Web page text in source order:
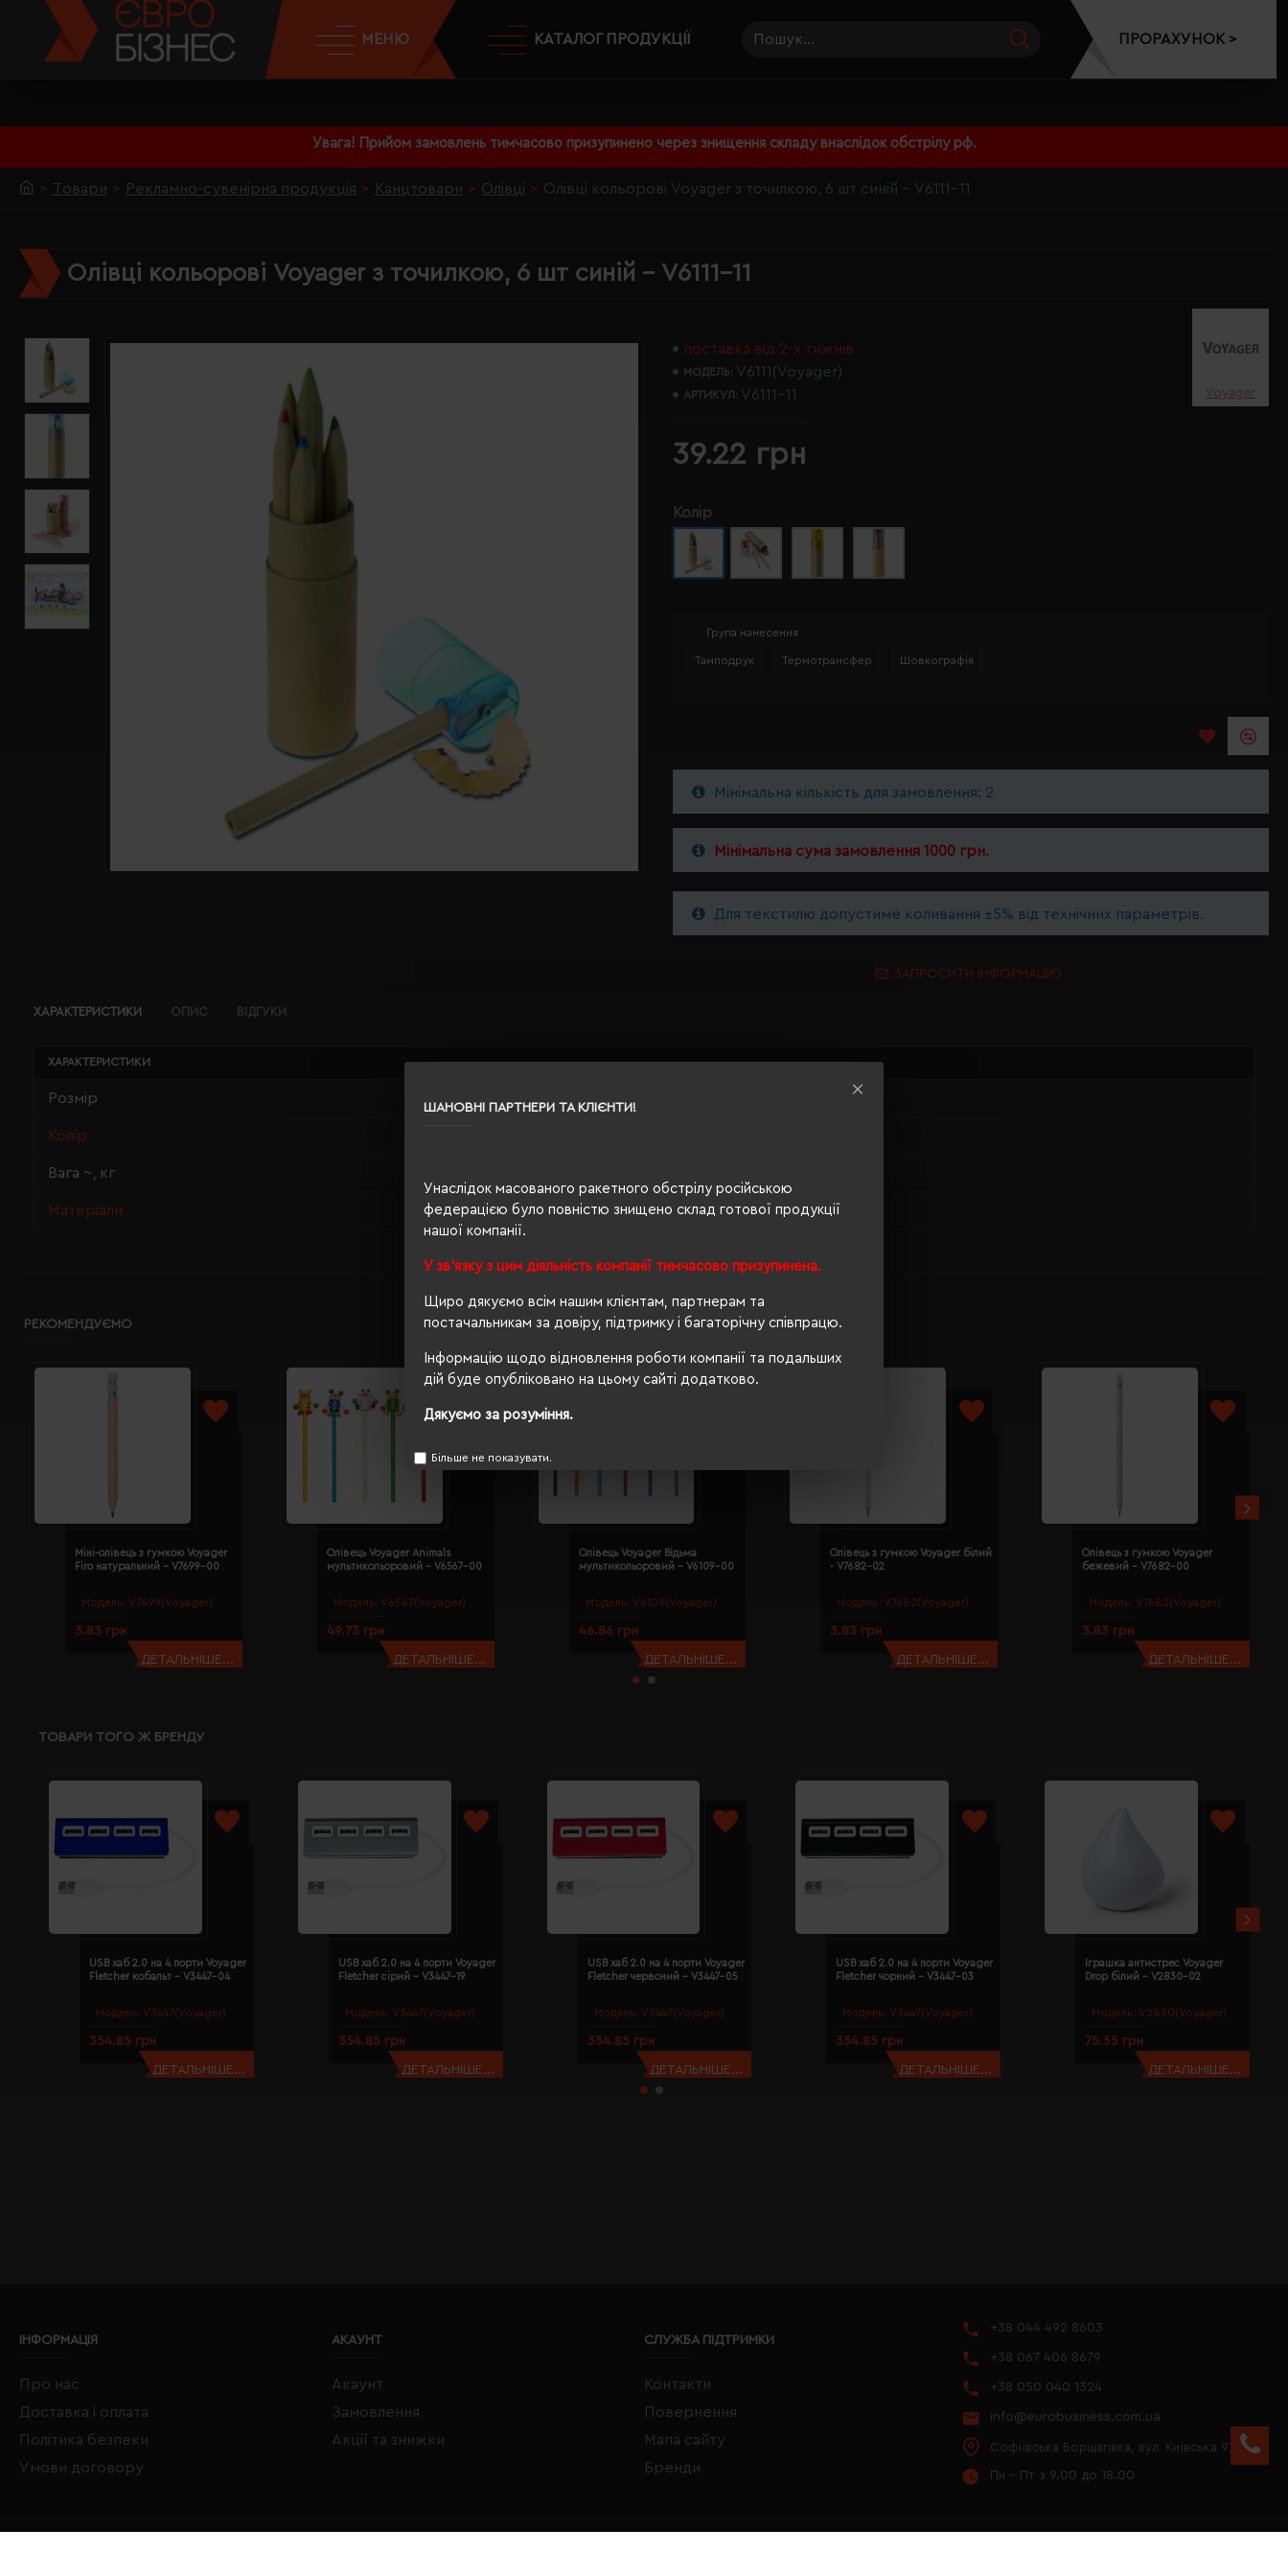
ШАНОВНІ ПАРТНЕРИ ТА КЛІЄНТИ!
Унаслідок масованого ракетного обстрілу російською
федерацією було повністю знищено склад готової продукції
нашої компанії.
У зв'язку з цим діяльність компанії тимчасово призупинена.
Щиро дякуємо всім нашим клієнтам, партнерам та
постачальникам за довіру, підтримку і багаторічну співпрацю.
Інформацію щодо відновлення роботи компанії та подальших
дій буде опубліковано на цьому сайті додатково.
Дякуємо за розуміння.
Більше не показувати.
Увага! Прийом замовлень тимчасово призупинено через знищення складу внаслідок обстрілу рф.
МЕНЮ КАТАЛОГ ПРОДУКЦІЇ ПРОРАХУНОК >
Товари Рекламно-сувенірна продукція Канцтовари Олівці Олівці кольорові Voyager з точилкою, 6 шт синій - V6111-11
Олівці кольорові Voyager з точилкою, 6 шт синій - V6111-11
поставка від 2-х тижнів
МОДЕЛЬ: V6111(Voyager)
АРТИКУЛ: V6111-11 Voyager
39.22 грн
Колір
Група нанесення
Тамподрук Термотрансфер Шовкографія
Мінімальна кількість для замовлення: 2
Мінімальна сума замовлення 1000 грн.
Для текстилю допустиме коливання ±5% від технічних параметрів.
ЗАПРОСИТИ ІНФОРМАЦІЮ
ХАРАКТЕРИСТИКИ ОПИС ВІДГУКИ
ХАРАКТЕРИСТИКИ
Розмір
Колір
Вага ~, кг
Матеріали картон, пластик, дерево
РЕКОМЕНДУЄМО
Модель: V7699(Voyager)
Міні-олівець з гумкою Voyager
Firo натуральний - V7699-00
3.83 грн
ДЕТАЛЬНІШЕ...
Модель: V6567(Voyager)
Олівець Voyager Аnimals
мультикольоровий - V6567-00
49.73 грн
ДЕТАЛЬНІШЕ...
Модель: V6109(Voyager)
Олівець Voyager Відьма
мультикольоровий - V6109-00
46.86 грн
ДЕТАЛЬНІШЕ...
Модель: V7682(Voyager)
Олівець з гумкою Voyager білий
- V7682-02
3.83 грн
ДЕТАЛЬНІШЕ...
Модель: V7682(Voyager)
Олівець з гумкою Voyager
бежевий - V7682-00
3.83 грн
ДЕТАЛЬНІШЕ...
ТОВАРИ ТОГО Ж БРЕНДУ
Модель: V3447(Voyager)
USB хаб 2.0 на 4 порти Voyager
Fletcher кобальт - V3447-04
354.85 грн
ДЕТАЛЬНІШЕ...
Модель: V3447(Voyager)
USB хаб 2.0 на 4 порти Voyager
Fletcher сірий - V3447-19
354.85 грн
ДЕТАЛЬНІШЕ...
Модель: V3447(Voyager)
USB хаб 2.0 на 4 порти Voyager
Fletcher червоний - V3447-05
354.85 грн
ДЕТАЛЬНІШЕ...
Модель: V3447(Voyager)
USB хаб 2.0 на 4 порти Voyager
Fletcher чорний - V3447-03
354.85 грн
ДЕТАЛЬНІШЕ...
Модель: V2830(Voyager)
Іграшка антистрес Voyager
Drop білий - V2830-02
75.55 грн
ДЕТАЛЬНІШЕ...
ІНФОРМАЦІЯ
Про нас
Доставка і оплата
Політика безпеки
Умови договору
АКАУНТ
Акаунт
Замовлення
Акції та знижки
СЛУЖБА ПІДТРИМКИ
Контакти
Повернення
Мапа сайту
Бренди
+38 044 492 8603
+38 067 406 8679
+38 050 040 1324
info@eurobusiness.com.ua
Софіївська Борщагівка, вул. Київська 97
Пн - Пт з 9.00 до 18.00